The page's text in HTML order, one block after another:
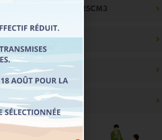
A1 et la formation 125CM3
: tenue obligatoire
scooter 125 cm3 ?
permis 125 cm3